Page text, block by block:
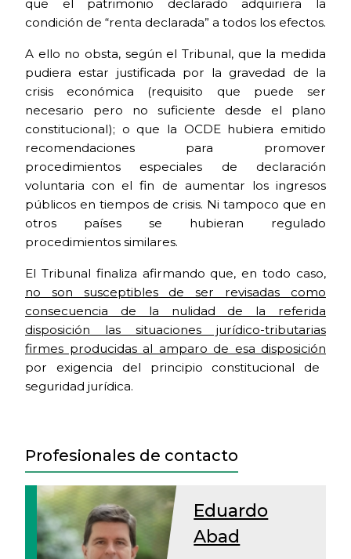
que el patrimonio declarado adquiriera la
condición de “renta declarada” a todos los efectos.
A ello no obsta, según el Tribunal, que la medida
pudiera estar justificada por la gravedad de la
crisis económica (requisito que puede ser
necesario pero no suficiente desde el plano
constitucional); o que la OCDE hubiera emitido
recomendaciones para promover
procedimientos especiales de declaración
voluntaria con el fin de aumentar los ingresos
públicos en tiempos de crisis. Ni tampoco que en
otros países se hubieran regulado
procedimientos similares.
El Tribunal finaliza afirmando que, en todo caso,
no son susceptibles de ser revisadas como
consecuencia de la nulidad de la referida
disposición las situaciones jurídico-tributarias
firmes producidas al amparo de esa disposición
por exigencia del principio constitucional de
seguridad jurídica.
Profesionales de contacto
Eduardo
Abad